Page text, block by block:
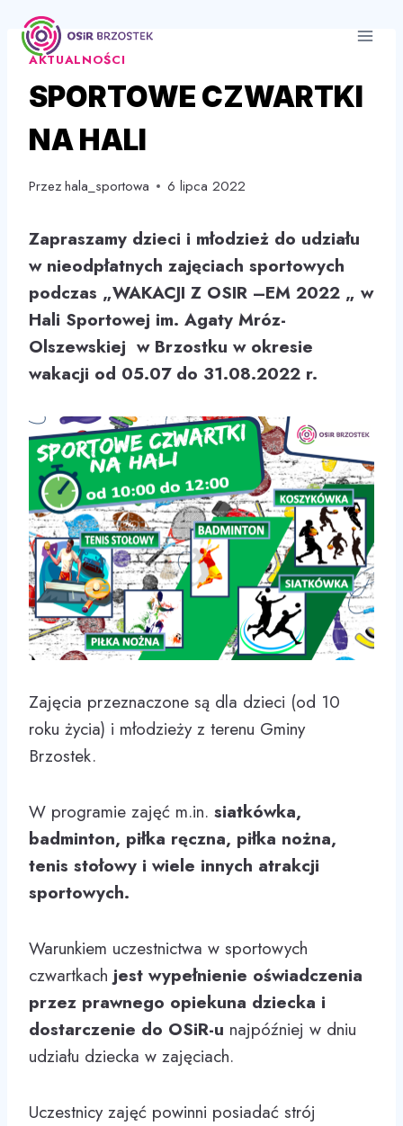
Przejdź
treściAKTUALNOŚCI
SPORTOWE CZWARTKI
NA HALI
Przezhala_sportowa 6 lipca 2022
Zapraszamy dzieci i młodzież do udziału
w nieodpłatnych zajęciach sportowych
podczas „WAKACJI Z OSIR –EM 2022 „ w
Hali Sportowej im. Agaty Mróz-
Olszewskiej w Brzostku w okresie
wakacji od 05.07 do 31.08.2022 r.
Zajęcia przeznaczone są dla dzieci (od 10
roku życia) i młodzieży z terenu Gminy
Brzostek.
W programie zajęć m.in. siatkówka,
badminton, piłka ręczna, piłka nożna,
tenis stołowy i wiele innych atrakcji
sportowych.
Warunkiem uczestnictwa w sportowych
czwartkach jest wypełnienie oświadczenia
przez prawnego opiekuna dziecka i
dostarczenie do OSiR-u najpóźniej w dniu
udziału dziecka w zajęciach.
Uczestnicy zajęć powinni posiadać strój